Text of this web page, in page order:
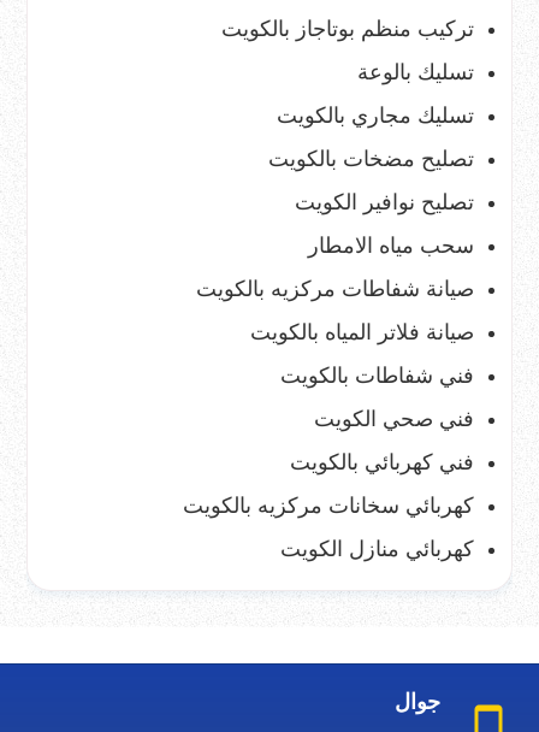
تركيب منظم بوتاجاز بالكويت
تسليك بالوعة
تسليك مجاري بالكويت
تصليح مضخات بالكويت
تصليح نوافير الكويت
سحب مياه الامطار
صيانة شفاطات مركزيه بالكويت
صيانة فلاتر المياه بالكويت
فني شفاطات بالكويت
فني صحي الكويت
فني كهربائي بالكويت
كهربائي سخانات مركزيه بالكويت
كهربائي منازل الكويت
جوال